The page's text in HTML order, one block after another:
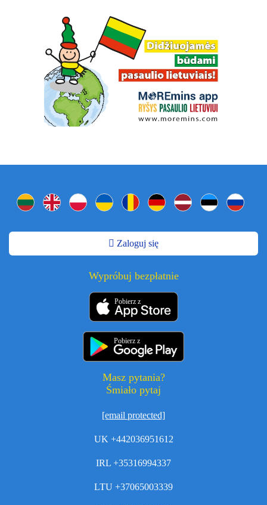
Zaloguj się
Wypróbuj bezpłatnie
Pobierz z
Pobierz z
Masz pytania?
Śmiało pytaj
[email protected]
UK +442036951612
IRL +35316994337
LTU +37065003339